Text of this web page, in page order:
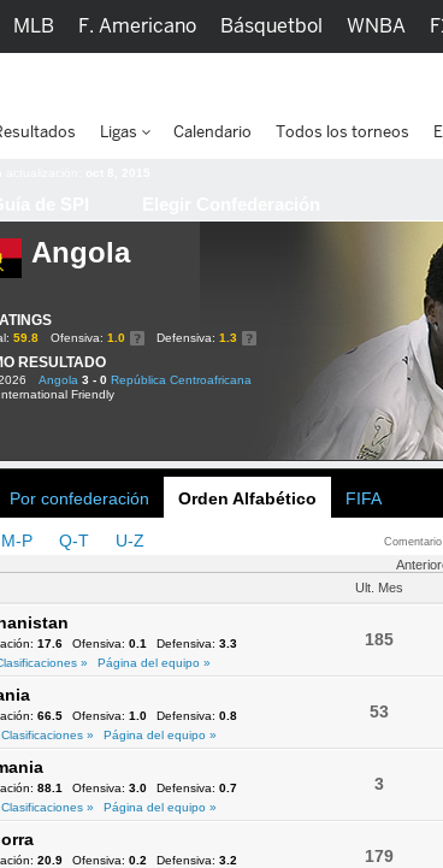
Angola
59.8 Ofensiva: 1.0 Defensiva: 1.3
RESULTADO
Angola 3 - 0 República Centroafricana
Friendly
Por confederación Orden Alfabético FIFA
Comentario
M-P Q-T U-Z
Ult. Mes
17.6 Ofensiva: 0.1 Defensiva: 3.3
»
Página del equipo »
185
66.5 Ofensiva: 1.0 Defensiva: 0.8
Clasificaciones »
Página del equipo »
53
88.1 Ofensiva: 3.0 Defensiva: 0.7
Clasificaciones »
Página del equipo »
3
20.9 Ofensiva: 0.2 Defensiva: 3.2
179
MLB F. Americano Básquetbol WNBA
Ligas Calendario Todos los torneos